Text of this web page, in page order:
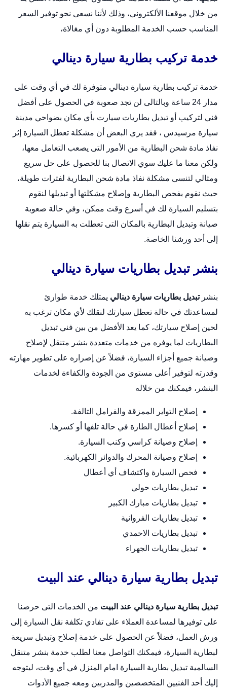
من خلال موقعنا الألكتروني، وذلك لأننا نسعى نحو توفير السعر
المناسب حسب الخدمة المطلوبة دون أي مغالاة،
خدمة تركيب بطارية سيارة دينالي
خدمة تركيب بطارية سيارة دينالي متوفرة لك في أي وقت على
مدار 24 ساعة وبالتالى لن تجد صعوبة في الحصول على أفضل
فني لتركيب أو تبديل بطاريات سيارت بأي مكان بضواحي مدينة
سيارة مرسيدس ، فقد يري البعض أن مشكلة تعطل السيارة إثر
نفاذ مادة شحن البطارية من الأمور التى يصعب التعامل معها،
ولكن معنا ما عليك سوي الاتصال بنا للحصول على حل سريع
ومثالي لتنسى مشكلة نفاذ مادة شحن البطارية لفترات طويلة،
حيث نقوم بفحص البطارية وإصلاح مشكلتها أو تبديلها لنقوم
بتسليم السيارة لك في أسرع وقت ممكن، وفي حالة صعوبة
صيانة وتبديل البطارية بالمكان التى تعطلت به السيارة يتم نقلها
إلى أحد ورشنا الخاصة.
بنشر تبديل بطاريات سيارة دينالي
بنشرتبديل بطاريات سيارة دينالي يمتلك خدمة طوارئ
لمساعدتك في حالة تعطل سيارتك لنقلك لأي مكان ترغب به
لحين إصلاح سيارتك، كما يعد الأفضل من بين فني تبديل
البطاريات لما يوفره من خدمات متعددة بنشر متنقل لإصلاح
وصيانة جميع أجزاء السيارة، فضلاً عن إصراره على تطوير مهارته
وقدرته لتوفير أعلى مستوى من الجودة والكفاءة لخدمات
البنشر، فيمكنك من خلاله
إصلاح التواير الممزقة والفرامل التالفة.
إصلاح أعطال الطارة في حالة تلفها أو كسرها.
إصلاح وصيانة كراسي وكنب السيارة.
إصلاح وصيانة المحرك والدوائر الكهربائية.
فحص السيارة واكتشاف أي أعطال
تبديل بطاريات حولي
تبديل بطاريات مبارك الكبير
تبديل بطاريات الفروانية
تبديل بطاريات الاحمدي
تبديل بطاريات الجهراء
تبديل بطارية سيارة دينالي عند البيت
تبديل بطارية سيارة دينالي عند البيت من الخدمات التى حرصنا
على توفيرها لمساعدة العملاء على تفادي تكلفة نقل السيارة إلى
ورش العمل، فضلاً عن الحصول على خدمة إصلاح وتبديل سريعة
لبطارية السيارة، فيمكنك التواصل معنا لطلب خدمة بنشر متنقل
السالمية تبديل بطارية السيارة امام المنزل في أي وقت، ليتوجه
إليك أحد الفنيين المتخصصين والمدربين ومعه جميع الأدوات